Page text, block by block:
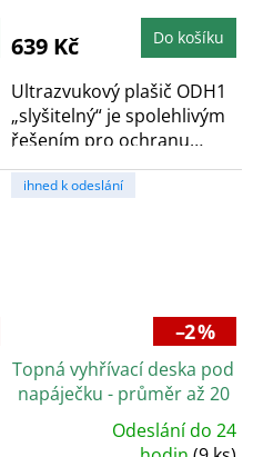
639 Kč Do košíku
Ultrazvukový plašič ODH1
„slyšitelný“ je spolehlivým
řešením pro ochranu
sklepů, půd,...
ihned k odeslání
–2 %
Topná vyhřívací deska pod
napáječku - průměr až 20
cm
Odeslání do 24